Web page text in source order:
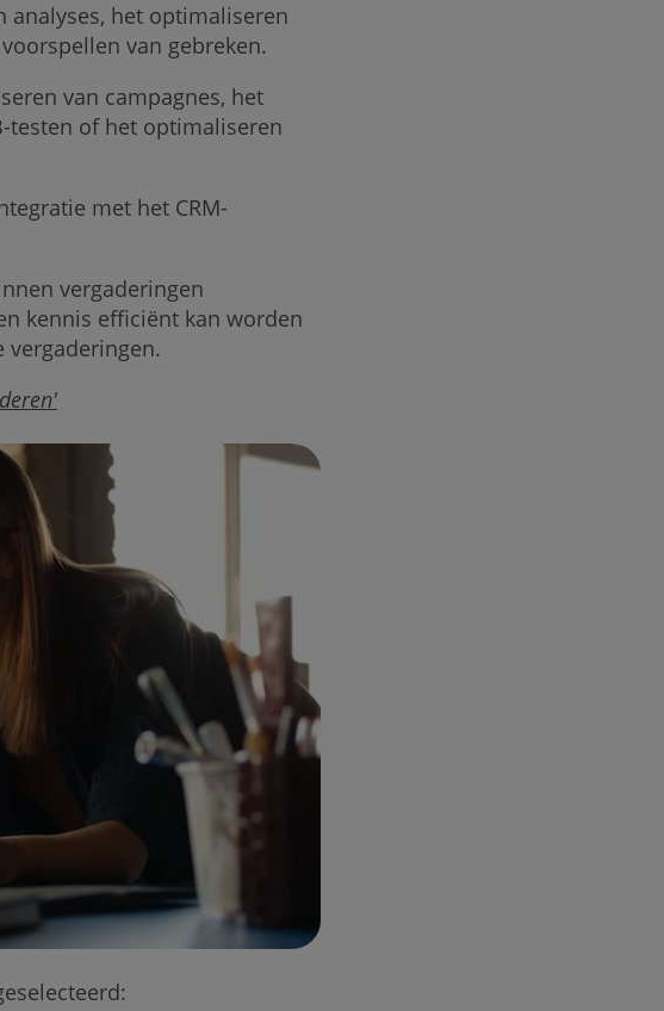
analyses, het optimaliseren
van gebreken.
van campagnes, het
testen of het optimaliseren
met het CRM-
vergaderingen
kennis efficiënt kan worden